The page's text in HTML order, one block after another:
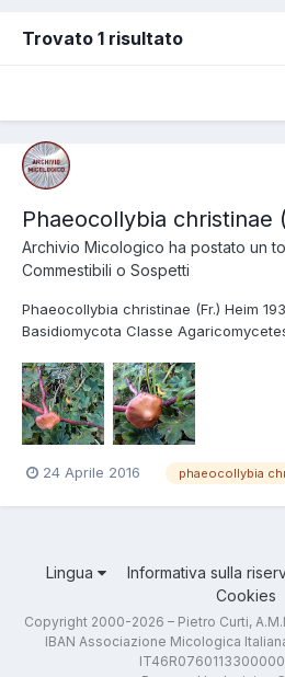
Trovato 1 risultato
Phaeocollybia christinae
Archivio Micologico ha postato un
Commestibili o Sospetti
Phaeocollybia christinae (Fr.) Heim
Basidiomycota Classe
di Piero Curti.
24 Aprile 2016 phaeocollybia
Lingua Informativa sulla
Cookies
Copyright 2000-2026 – Pietro Curti,
IBAN Associazione Micologica